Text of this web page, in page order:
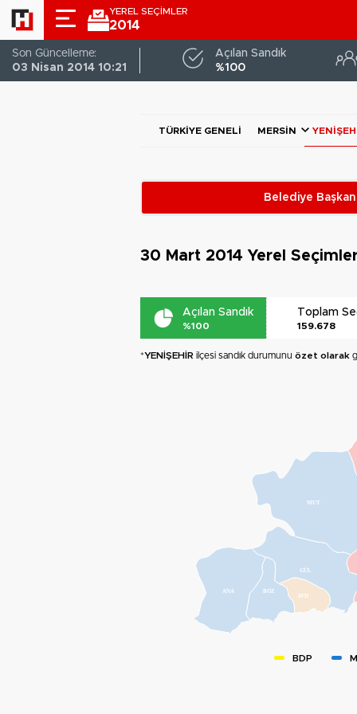
YEREL SEÇİMLER
2014
Son Güncelleme:
03 Nisan 2014 10:21
Açılan Sandık
%100
TÜRKIYE GENELI MERSIN
Belediye
30 Mart 2014 Yerel
Açılan Sandık
%100
Toplam
159.678
*YENİŞEHİR ilçesi sandık durumunu özet olarak
GÜL
BOZ
ANA
AYD
MUT
BDP